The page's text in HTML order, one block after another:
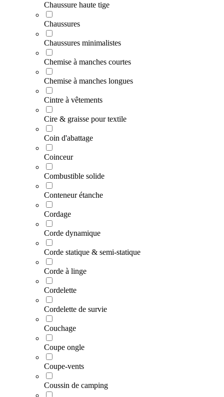
Chaussure haute tige
Chaussures
Chaussures minimalistes
Chemise à manches courtes
Chemise à manches longues
Cintre à vêtements
Cire & graisse pour textile
Coin d'abattage
Coinceur
Combustible solide
Conteneur étanche
Cordage
Corde dynamique
Corde statique & semi-statique
Corde à linge
Cordelette
Cordelette de survie
Couchage
Coupe ongle
Coupe-vents
Coussin de camping